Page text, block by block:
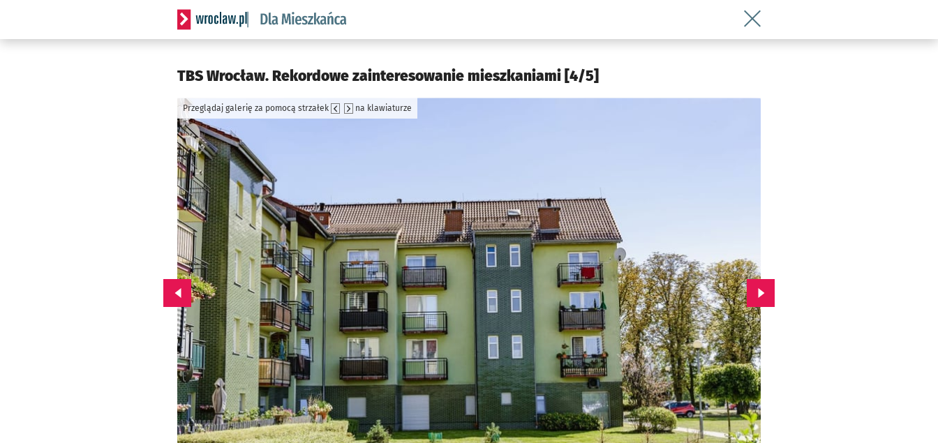
Serwis informacyjny wroclaw.pl podserwis: Dla mieszkańca
Wróć do artykułu TBS Wrocław.
TBS Wrocław. Rekordowe zainteresowanie mieszkaniami [4/5]
Przeglądaj galerię za pomocą strzałek na klawiaturze
Przejdź do poprzedniego zdjęcia. Przejdź do kolejnego zdjęcia.